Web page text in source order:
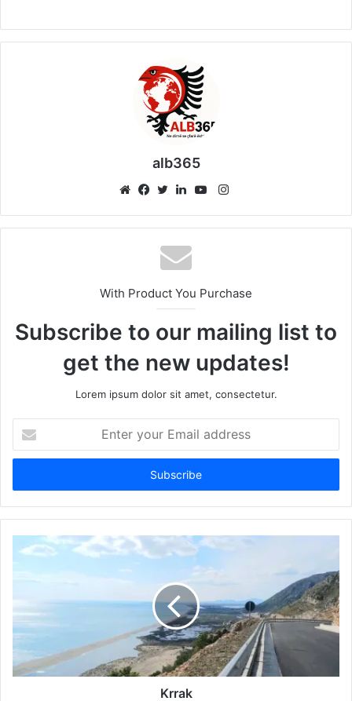
alb365
Instagram
With Product You Purchase
Subscribe to our mailing list to
get the new updates!
Lorem ipsum dolor sit amet, consectetur.
your
Email
Krrak